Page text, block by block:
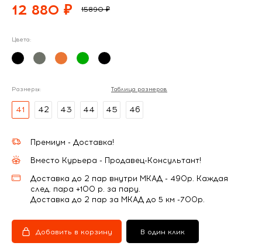
12 880 ₽ 15890 ₽
Цвета:
Размеры: Таблица размеров
41 42 43 44 45 46
Премиум - Доставка!
Вместо Курьера - Продавец-Консультант!
Доставка до 2 пар внутри МКАД - 490р. Каждая
след. пара +100 р. за пару.
Доставка до 2 пар за МКАД до 5 км -700р.
Добавить в корзину В один клик